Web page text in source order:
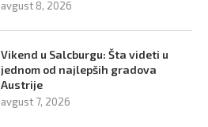
avgust 8, 2026
Vikend u Salcburgu: Šta videti u
jednom od najlepših gradova
Austrije
avgust 7, 2026